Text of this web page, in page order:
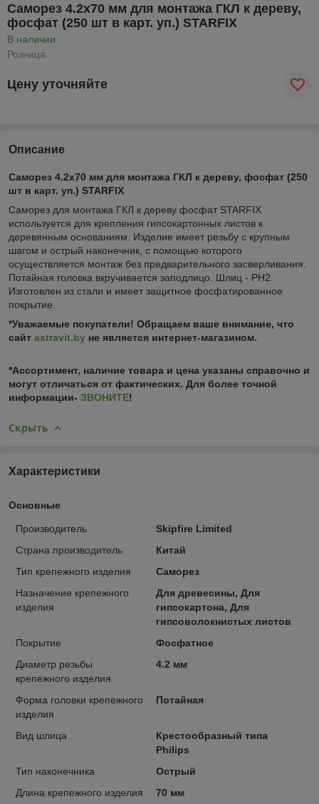
Саморез 4.2х70 мм для монтажа ГКЛ к дереву,
фосфат (250 шт в карт. уп.) STARFIX
В наличии
Розница
Цену уточняйте
Описание
Саморез 4.2х70 мм для монтажа ГКЛ к дереву, фосфат (250
шт в карт. уп.) STARFIX
Саморез для монтажа ГКЛ к дереву фосфат STARFIX
используется для крепления гипсокартонных листов к
деревянным основаниям. Изделие имеет резьбу с крупным
шагом и острый наконечник, с помощью которого
осуществляется монтаж без предварительного засверливания.
Потайная головка вкручивается заподлицо. Шлиц - PH2.
Изготовлен из стали и имеет защитное фосфатированное
покрытие.
*Уважаемые покупатели! Обращаем ваше внимание, что
сайт astravit.by не является интернет-магазином.
*Ассортимент, наличие товара и цена указаны справочно и
могут отличаться от фактических. Для более точной
информации- ЗВОНИТЕ!
Скрыть
Характеристики
Основные
Производитель
Skipfire Limited
Страна производитель
Китай
Тип крепежного изделия
Саморез
Назначение крепежного
изделия
Для древесины, Для
гипсокартона, Для
гипсоволокнистых листов
Покрытие
Фосфатное
Диаметр резьбы
крепежного изделия
4.2 мм
Форма головки крепежного
изделия
Потайная
Вид шлица
Крестообразный типа
Philips
Тип наконечника
Острый
Длина крепежного изделия
70 мм